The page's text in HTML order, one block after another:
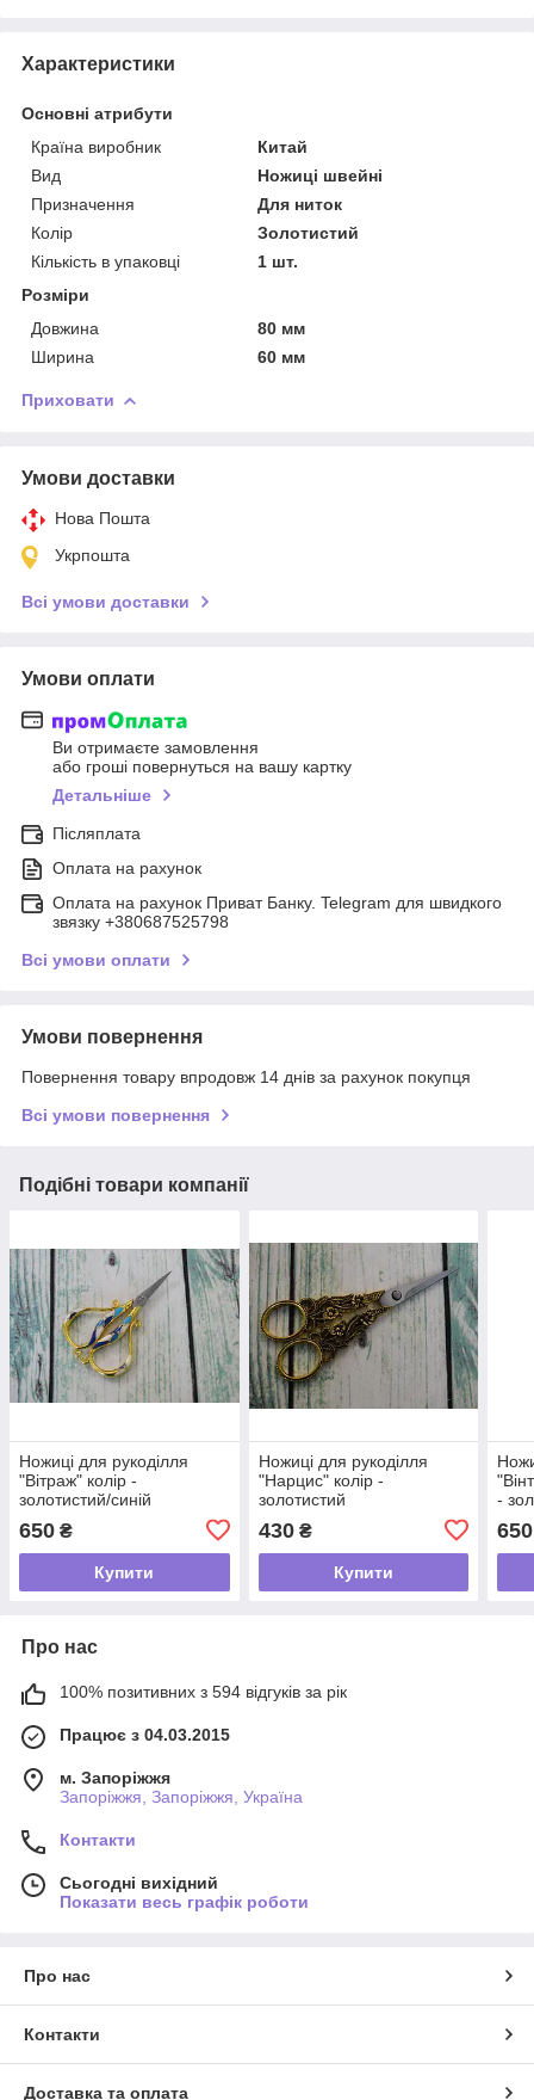
Характеристики
Основні атрибути
Країна виробник
Китай
Вид
Ножиці швейні
Призначення
Для ниток
Колір
Золотистий
Кількість в упаковці
1 шт.
Розміри
Довжина
80 мм
Ширина
60 мм
Приховати
Умови доставки
Нова Пошта
Укрпошта
Всі умови доставки
Умови оплати
Ви отримаєте замовлення
або гроші повернуться на вашу картку
Детальніше
Післяплата
Оплата на рахунок
Оплата на рахунок Приват Банку. Telegram для швидкого
звязку +380687525798
Всі умови оплати
Умови повернення
Повернення товару впродовж 14 днів за рахунок покупця
Всі умови повернення
Подібні товари компанії
Ножиці для рукоділля
"Вітраж" колір -
золотистий/синій
650 ₴
Купити
Ножиці для рукоділля
"Нарцис" колір -
золотистий
430₴
Купити
-
650
Про нас
100% позитивних з 594 відгуків за рік
Працює з 04.03.2015
м. Запоріжжя
Запоріжжя, Запоріжжя, Україна
Контакти
Сьогодні вихідний
Показати весь графік роботи
Про нас
Контакти
Доставка та оплата